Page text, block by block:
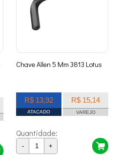
Chave Allen 5 Mm 3813 Lotus
R$ 13,92
ATACADO
R$ 15,14
VAREJO
Quantidade:
- +